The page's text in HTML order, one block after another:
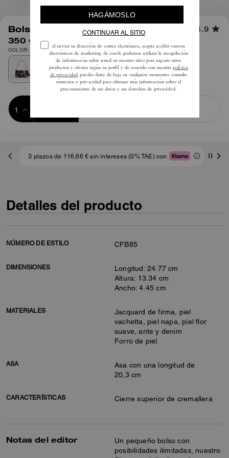
Bolso Plaza 25 Con Patchwork 4.9
350 €
COLOR: Latón/Negro múltiple
3 plazos de 116,66 € sin intereses (0% TAE) con
Detalles del producto
NÚMERO DE ESTILO CFB85
DIMENSIONES
Longitud: 24.77 cm
Altura: 13.34 cm
Ancho: 4.45 cm
MATERIALES
Jacquard de firma, piel
vachetta, piel napa, piel flor
suave, ante y denim
Forro de piel
ASA
Asa con una longitud de
20,3 cm
CARACTERÍSTICAS Cierre superior de cremallera
Notas del editor
Un pequeño bolso con
posibilidades ilimitadas, nuestro